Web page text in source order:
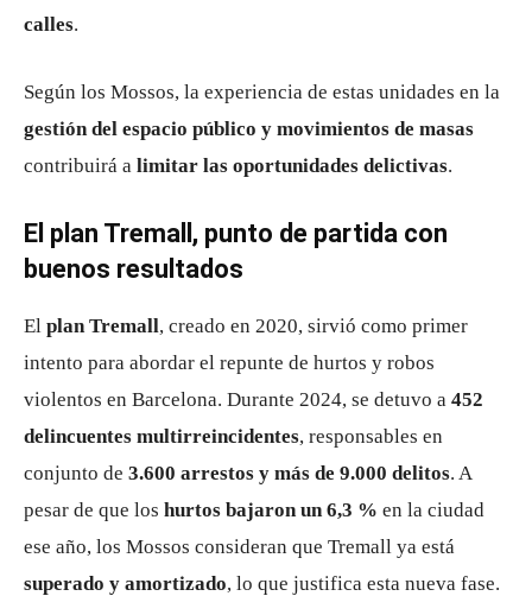
calles.
Según los Mossos, la experiencia de estas unidades en la
gestión del espacio público y movimientos de masas
contribuirá a limitar las oportunidades delictivas.
El plan Tremall, punto de partida con
buenos resultados
El plan Tremall, creado en 2020, sirvió como primer
intento para abordar el repunte de hurtos y robos
violentos en Barcelona. Durante 2024, se detuvo a 452
delincuentes multirreincidentes, responsables en
conjunto de 3.600 arrestos y más de 9.000 delitos. A
pesar de que los hurtos bajaron un 6,3 % en la ciudad
ese año, los Mossos consideran que Tremall ya está
superado y amortizado, lo que justifica esta nueva fase.